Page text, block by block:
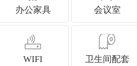
办公家具 会议室
WIFI 卫生间配套